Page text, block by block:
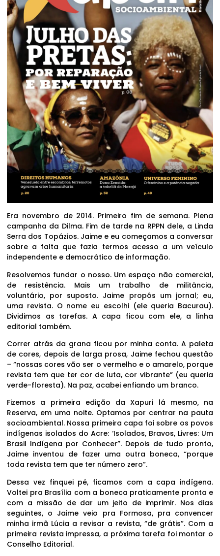
Era novembro de 2014. Primeiro fim de semana. Plena
campanha da Dilma. Fim de tarde na RPPN dele, a Linda
Serra dos Topázios. Jaime e eu começamos a conversar
sobre a falta que fazia termos acesso a um veículo
independente e democrático de informação.
Resolvemos fundar o nosso. Um espaço não comercial,
de resistência. Mais um trabalho de militância,
voluntário, por suposto. Jaime propôs um jornal; eu,
uma revista. O nome eu escolhi (ele queria Bacurau).
Dividimos as tarefas. A capa ficou com ele, a linha
editorial também.
Correr atrás da grana ficou por minha conta. A paleta
de cores, depois de larga prosa, Jaime fechou questão
– “nossas cores vão ser o vermelho e o amarelo, porque
revista tem que ter cor de luta, cor vibrante” (eu queria
verde-floresta). Na paz, acabei enfiando um branco.
Fizemos a primeira edição da Xapuri lá mesmo, na
Reserva, em uma noite. Optamos por centrar na pauta
socioambiental. Nossa primeira capa foi sobre os povos
indígenas isolados do Acre: ‘Isolados, Bravos, Livres: Um
Brasil Indígena por Conhecer”. Depois de tudo pronto,
Jaime inventou de fazer uma outra boneca, “porque
toda revista tem que ter número zero”.
Dessa vez finquei pé, ficamos com a capa indígena.
Voltei pra Brasília com a boneca praticamente pronta e
com a missão de dar um jeito de imprimir. Nos dias
seguintes, o Jaime veio pra Formosa, pra convencer
minha irmã Lúcia a revisar a revista, “de grátis”. Com a
primeira revista impressa, a próxima tarefa foi montar o
Conselho Editorial.